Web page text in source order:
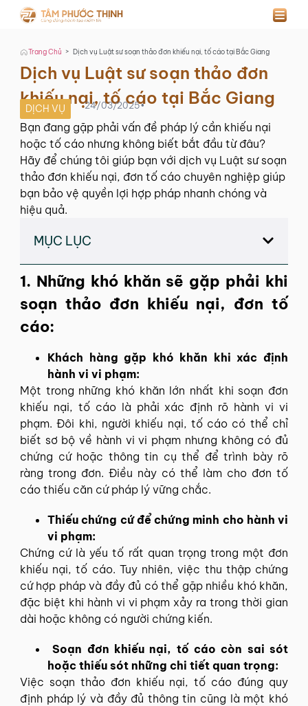
Trang Chủ > Dịch vụ Luật sư soạn thảo đơn khiếu nại, tố cáo tại Bắc Giang
Dịch vụ Luật sư soạn thảo đơn
khiếu nại, tố cáo tại Bắc Giang
DỊCH VỤ 24/03/2025•
Bạn đang gặp phải vấn đề pháp lý cần khiếu nại
hoặc tố cáo nhưng không biết bắt đầu từ đâu?
Hãy để chúng tôi giúp bạn với dịch vụ Luật sư soạn
thảo đơn khiếu nại, đơn tố cáo chuyên nghiệp giúp
bạn bảo vệ quyền lợi hợp pháp nhanh chóng và
hiệu quả.
MỤC LỤC
1. Những khó khăn sẽ gặp phải khi
soạn thảo đơn khiếu nại, đơn tố
cáo:
Khách hàng gặp khó khăn khi xác định
hành vi vi phạm:
Một trong những khó khăn lớn nhất khi soạn đơn
khiếu nại, tố cáo là phải xác định rõ hành vi vi
phạm. Đôi khi, người khiếu nại, tố cáo có thể chỉ
biết sơ bộ về hành vi vi phạm nhưng không có đủ
chứng cứ hoặc thông tin cụ thể để trình bày rõ
ràng trong đơn. Điều này có thể làm cho đơn tố
cáo thiếu căn cứ pháp lý vững chắc.
Thiếu chứng cứ để chứng minh cho hành vi
vi phạm:
Chứng cứ là yếu tố rất quan trọng trong một đơn
khiếu nại, tố cáo. Tuy nhiên, việc thu thập chứng
cứ hợp pháp và đầy đủ có thể gặp nhiều khó khăn,
đặc biệt khi hành vi vi phạm xảy ra trong thời gian
dài hoặc không có người chứng kiến.
Soạn đơn khiếu nại, tố cáo còn sai sót
hoặc thiếu sót những chi tiết quan trọng:
Việc soạn thảo đơn khiếu nại, tố cáo đúng quy
định pháp lý và đầy đủ thông tin cũng là một khó